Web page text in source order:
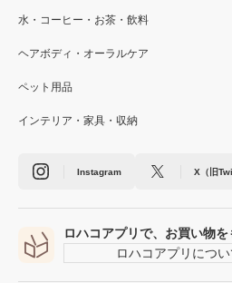
水・コーヒー・お茶・飲料
ヘアボディ・オーラルケア
ペット用品
インテリア・家具・収納
Instagram X（旧
ロハコアプリで、お買い物
ロハコアプリについ